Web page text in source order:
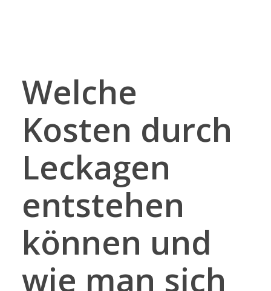
Welche
Kosten durch
Leckagen
entstehen
können und
wie man sich